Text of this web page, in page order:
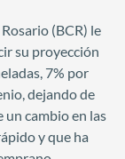
(BCR) le
su proyección
7% por
dejando de
un cambio en las
y que ha